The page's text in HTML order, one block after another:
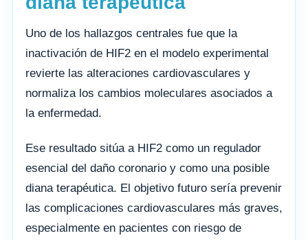
Uno de los hallazgos centrales fue que la
inactivación de HIF2 en el modelo experimental
revierte las alteraciones cardiovasculares y
normaliza los cambios moleculares asociados a
la enfermedad.
Ese resultado sitúa a HIF2 como un regulador
esencial del daño coronario y como una posible
diana terapéutica. El objetivo futuro sería prevenir
las complicaciones cardiovasculares más graves,
especialmente en pacientes con riesgo de